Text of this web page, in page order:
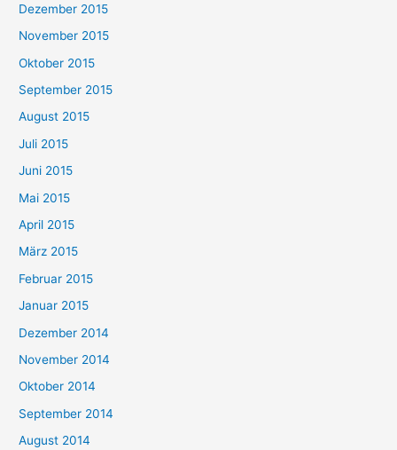
Dezember 2015
November 2015
Oktober 2015
September 2015
August 2015
Juli 2015
Juni 2015
Mai 2015
April 2015
März 2015
Februar 2015
Januar 2015
Dezember 2014
November 2014
Oktober 2014
September 2014
August 2014